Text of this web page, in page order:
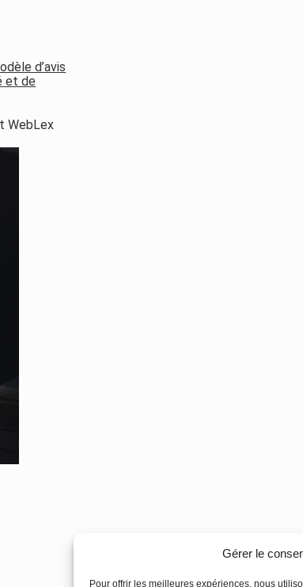
Gérer le
Pour offrir les meilleures expériences, nous
d’avis
et de
WebLex